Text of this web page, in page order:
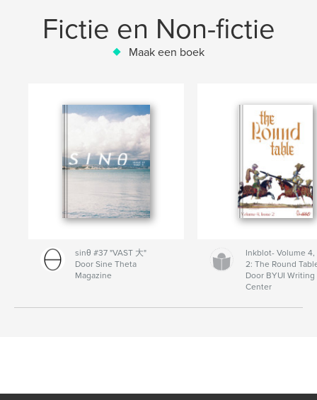
Fictie en Non-fictie
Maak een boek
sinθ #37 "VAST 大"
Door Sine Theta
Magazine
Inkblot- Volume 4,
2: The Round
Door BYUI Writing
Center